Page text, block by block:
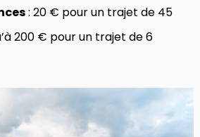
: 20 € pour un trajet de 45
200 € pour un trajet de 6